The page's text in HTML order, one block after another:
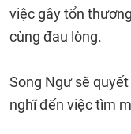
việc gây tổn
cùng đau lòng.
Song Ngư sẽ
nghĩ đến việc tìm